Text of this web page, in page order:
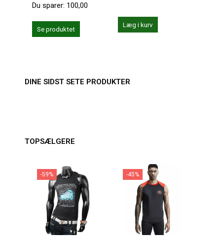
Du sparer: 100,00
Se produktet
Læg i kurv
DINE SIDST SETE PRODUKTER
TOPSÆLGERE
-59% -45%